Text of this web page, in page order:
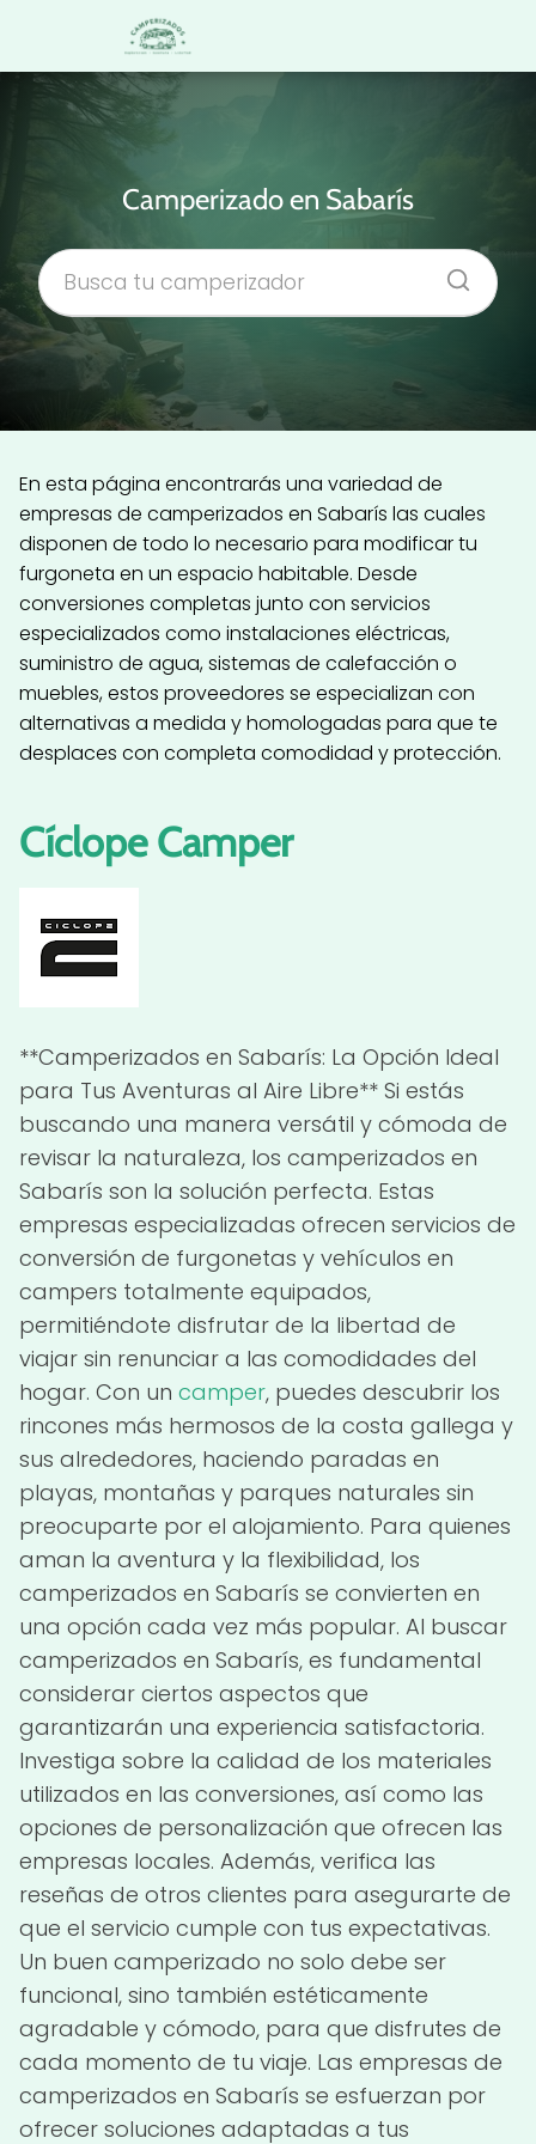
Camperizado en Sabarís
En esta página encontrarás una variedad de
empresas de camperizados en Sabarís las cuales
disponen de todo lo necesario para modificar tu
furgoneta en un espacio habitable. Desde
conversiones completas junto con servicios
especializados como instalaciones eléctricas,
suministro de agua, sistemas de calefacción o
muebles, estos proveedores se especializan con
alternativas a medida y homologadas para que te
desplaces con completa comodidad y protección.
Cíclope Camper
**Camperizados en Sabarís: La Opción Ideal
para Tus Aventuras al Aire Libre** Si estás
buscando una manera versátil y cómoda de
revisar la naturaleza, los camperizados en
Sabarís son la solución perfecta. Estas
empresas especializadas ofrecen servicios de
conversión de furgonetas y vehículos en
campers totalmente equipados,
permitiéndote disfrutar de la libertad de
viajar sin renunciar a las comodidades del
hogar. Con un camper, puedes descubrir los
rincones más hermosos de la costa gallega y
sus alrededores, haciendo paradas en
playas, montañas y parques naturales sin
preocuparte por el alojamiento. Para quienes
aman la aventura y la flexibilidad, los
camperizados en Sabarís se convierten en
una opción cada vez más popular. Al buscar
camperizados en Sabarís, es fundamental
considerar ciertos aspectos que
garantizarán una experiencia satisfactoria.
Investiga sobre la calidad de los materiales
utilizados en las conversiones, así como las
opciones de personalización que ofrecen las
empresas locales. Además, verifica las
reseñas de otros clientes para asegurarte de
que el servicio cumple con tus expectativas.
Un buen camperizado no solo debe ser
funcional, sino también estéticamente
agradable y cómodo, para que disfrutes de
cada momento de tu viaje. Las empresas de
camperizados en Sabarís se esfuerzan por
ofrecer soluciones adaptadas a tus